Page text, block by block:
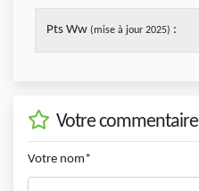
Pts Ww (mise à jour 2025) :
Votre commentaire
Votre nom*